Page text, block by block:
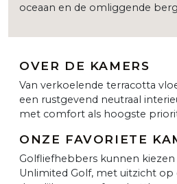
oceaan en de omliggende
OVER DE KAMERS
Van verkoelende terracotta
een rustgevend neutraal
met comfort als hoogste
ONZE FAVORIETE
Golfliefhebbers kunnen kiezen
Unlimited Golf, met uitzicht op